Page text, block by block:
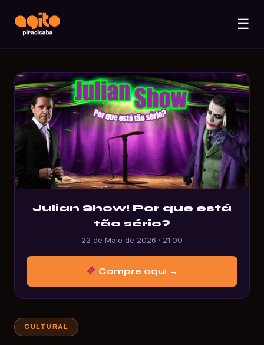
☰
Julian Show! Por que está
tão sério?
22 de Maio de 2026 · 21:00
Compre aqui →
CULTURAL